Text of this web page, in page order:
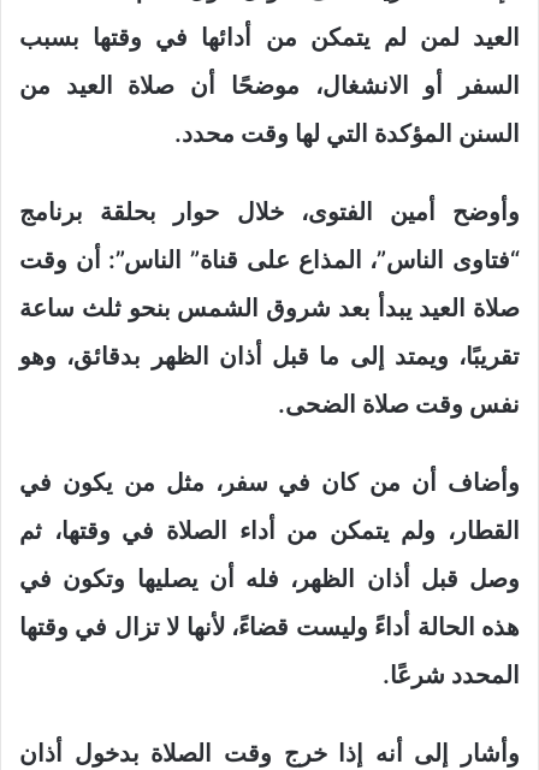
العيد لمن لم يتمكن من أدائها في وقتها بسبب
السفر أو الانشغال، موضحًا أن صلاة العيد من
السنن المؤكدة التي لها وقت محدد.
وأوضح أمين الفتوى، خلال حوار بحلقة برنامج
“فتاوى الناس”، المذاع على قناة” الناس”: أن وقت
صلاة العيد يبدأ بعد شروق الشمس بنحو ثلث ساعة
تقريبًا، ويمتد إلى ما قبل أذان الظهر بدقائق، وهو
نفس وقت صلاة الضحى.
وأضاف أن من كان في سفر، مثل من يكون في
القطار، ولم يتمكن من أداء الصلاة في وقتها، ثم
وصل قبل أذان الظهر، فله أن يصليها وتكون في
هذه الحالة أداءً وليست قضاءً، لأنها لا تزال في وقتها
المحدد شرعًا.
وأشار إلى أنه إذا خرج وقت الصلاة بدخول أذان